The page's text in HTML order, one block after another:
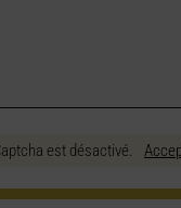
est désactivé.